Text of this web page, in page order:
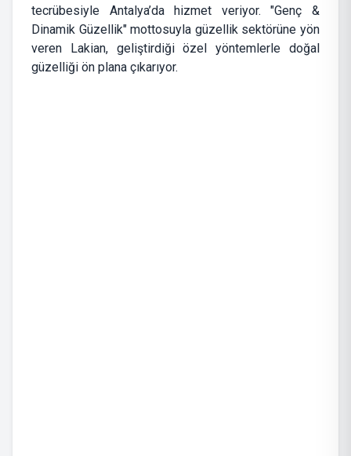
tecrübesiyle Antalya’da hizmet veriyor. "Genç &
Dinamik Güzellik" mottosuyla güzellik sektörüne yön
veren Lakian, geliştirdiği özel yöntemlerle doğal
güzelliği ön plana çıkarıyor.